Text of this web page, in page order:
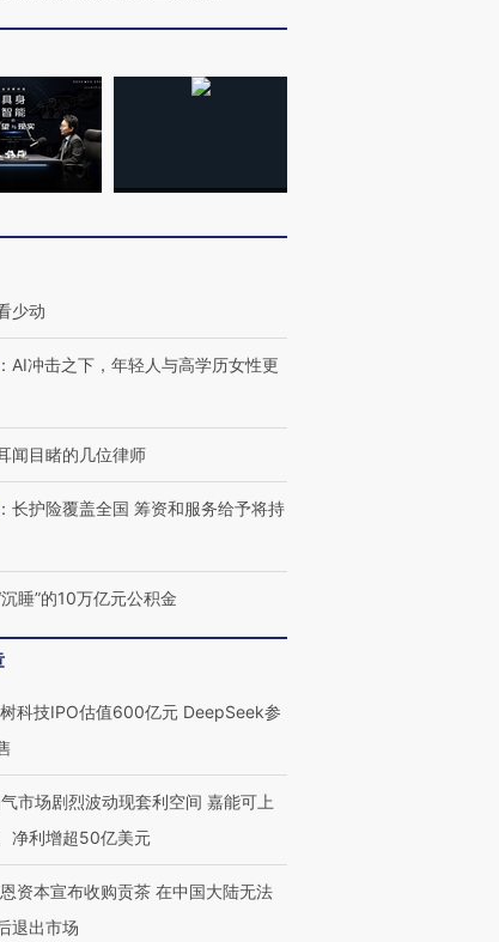
甘
粒摇头丸 尿检体内含3种
毒品
度Z世代 用街头抗争将教
链博
产
【商旅对话】华住集团
少动
： AI冲击之下，年轻人与高学历女性更
闻目睹的几位律师
： 长护险覆盖全国 筹资和服务给予将持
沉睡”的10万亿元公积金
科技IPO估值600亿元 DeepSeek参
市场剧烈波动现套利空间 嘉能可上
净利增超50亿美元
资本宣布收购贡茶 在中国大陆无法
退出市场